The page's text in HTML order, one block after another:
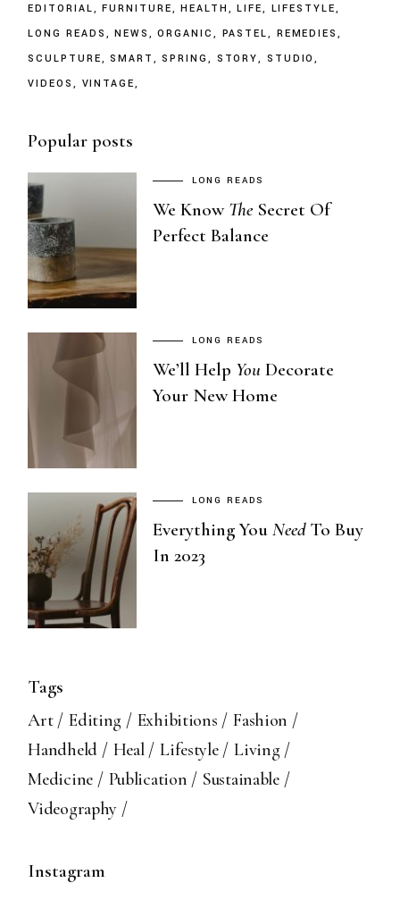
EDITORIAL
FURNITURE HEALTH LIFE
LIFESTYLE
LONG READS
NEWS ORGANIC PASTEL
REMEDIES
SCULPTURE
SMART SPRING STORY
STUDIO
VIDEOS
VINTAGE
Popular posts
LONG READS
We Know The Secret Of
Perfect Balance
LONG READS
We’ll Help You Decorate
Your New Home
LONG READS
Everything YouNeedTo Buy
In 2023
Tags
Art Editing Exhibitions
Fashion
Handheld
Heal Lifestyle
Living
Medicine
Publication
Sustainable
Videography
Instagram